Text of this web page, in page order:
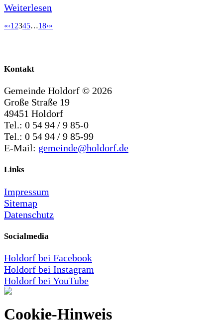
Weiterlesen
«‹1 2345…18›»
Kontakt
Gemeinde Holdorf © 2026
Große Straße 19
49451 Holdorf
Tel.: 0 54 94 / 9 85-0
Tel.: 0 54 94 / 9 85-99
E-Mail: gemeinde@holdorf.de
Links
Impressum
Sitemap
Datenschutz
Socialmedia
Holdorf bei Facebook
Holdorf bei Instagram
Holdorf bei YouTube
Cookie-Hinweis